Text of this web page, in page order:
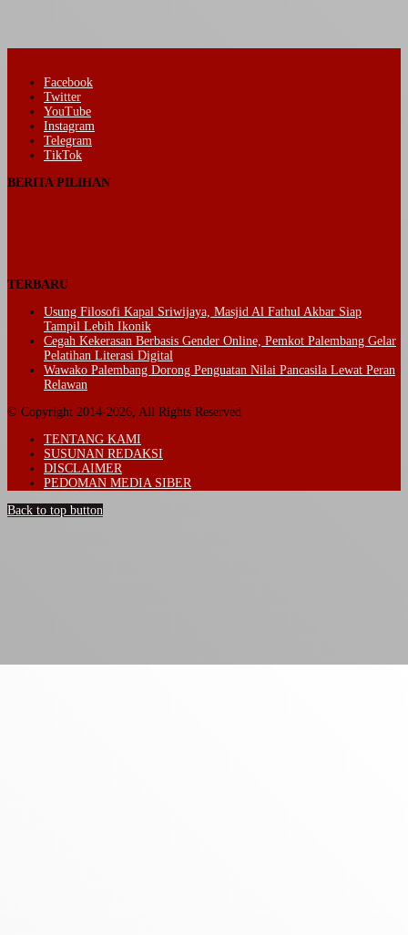
Facebook
Twitter
YouTube
Instagram
Telegram
TikTok
BERITA PILIHAN
TERBARU
Usung Filosofi Kapal Sriwijaya, Masjid Al Fathul Akbar Siap
Tampil Lebih Ikonik
Cegah Kekerasan Berbasis Gender Online, Pemkot Palembang Gelar
Pelatihan Literasi Digital
Wawako Palembang Dorong Penguatan Nilai Pancasila Lewat Peran
Relawan
© Copyright 2014-2026, All Rights Reserved
TENTANG KAMI
SUSUNAN REDAKSI
DISCLAIMER
PEDOMAN MEDIA SIBER
Back to top button